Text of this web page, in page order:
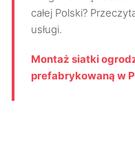
całej Polski?
usługi.
Montaż siatki
prefabrykowaną w